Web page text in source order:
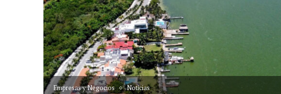
Empresas y Negocios Noticias